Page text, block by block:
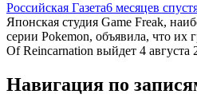
Российская Газета6 месяцев
Японская студия Game Freak,
серии Pokemon, объявила, что их
Of Reincarnation выйдет 4 августа
Навигация по